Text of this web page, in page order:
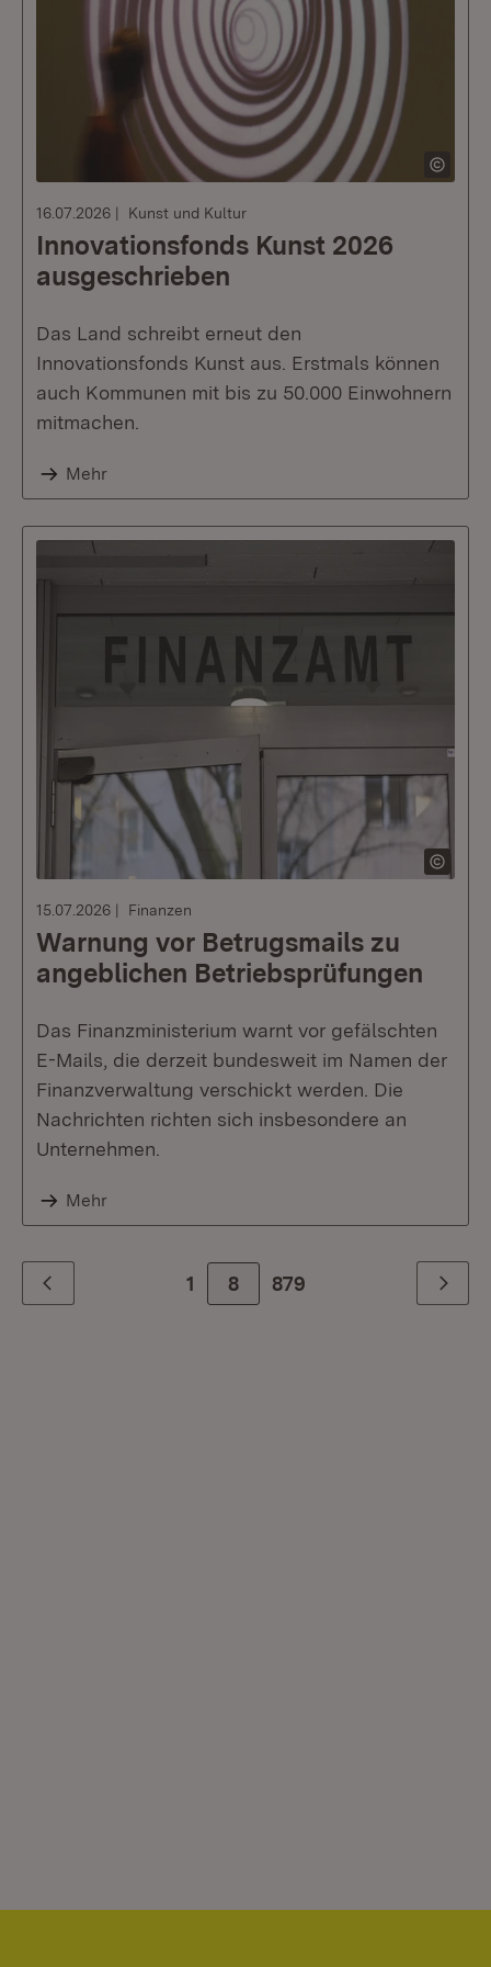
16.07.2026 Kunst und Kultur
Innovationsfonds Kunst 2026
ausgeschrieben
Das Land schreibt erneut den
Innovationsfonds Kunst aus. Erstmals können
auch Kommunen mit bis zu 50.000 Einwohnern
mitmachen.
Mehr
15.07.2026 Finanzen
Warnung vor Betrugsmails zu
angeblichen Betriebsprüfungen
Das Finanzministerium warnt vor gefälschten
E-Mails, die derzeit bundesweit im Namen der
Finanzverwaltung verschickt werden. Die
Nachrichten richten sich insbesondere an
Unternehmen.
Mehr
Zurück 1 8 Zur letzte Seite
879 Weiter